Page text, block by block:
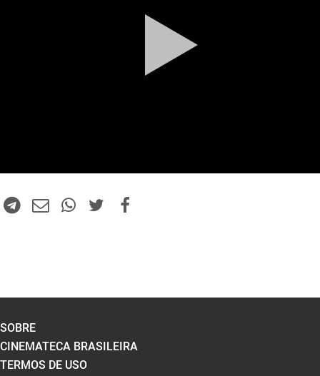
SOBRE
CINEMATECA BRASILEIRA
TERMOS DE USO